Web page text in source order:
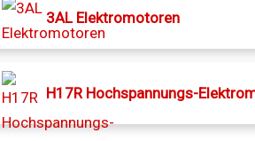
3AL Elektromotoren
H17R Hochspannungs-